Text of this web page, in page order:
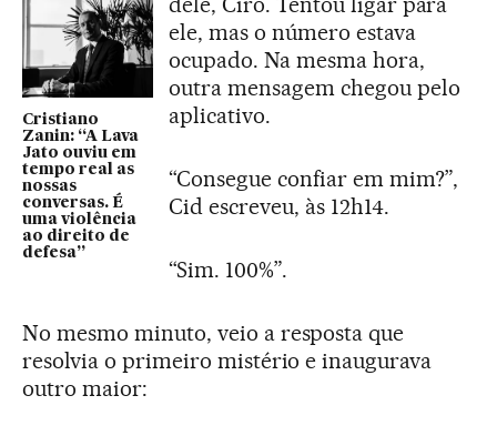
Cristiano
Zanin: “A Lava
Jato ouviu em
tempo real as
nossas
conversas. É
uma violência
ao direito de
defesa”
ele, mas o número estava
ocupado. Na mesma hora,
outra mensagem chegou pelo
aplicativo.
“Consegue confiar em mim?”,
Cid escreveu, às 12h14.
“Sim. 100%”.
No mesmo minuto, veio a resposta que
resolvia o primeiro mistério e inaugurava
outro maior: